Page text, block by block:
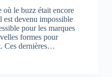
où le buzz était encore
est devenu impossible
pour les marques
formes pour
Ces dernières…